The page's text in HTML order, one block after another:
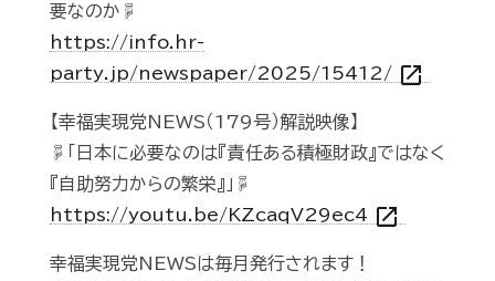
要なのか☟
https://info.hr-
party.jp/newspaper/2025/15412/ open_in_new
【幸福実現党NEWS（179号）解説映像】
☟「日本に必要なのは『責任ある積極財政』ではなく
『自助努力からの繁栄』」☟
https://youtu.be/KZcaqV29ec4 open_in_new
幸福実現党NEWSは毎月発行されます！